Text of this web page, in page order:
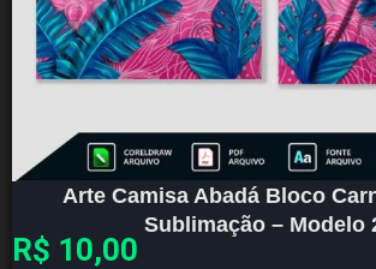
Arte Camisa Abadá Bloco
Sublimação – Modelo
R$ 10,00